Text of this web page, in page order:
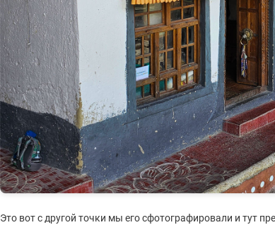
Это вот с другой точки мы его сфотографировали и тут